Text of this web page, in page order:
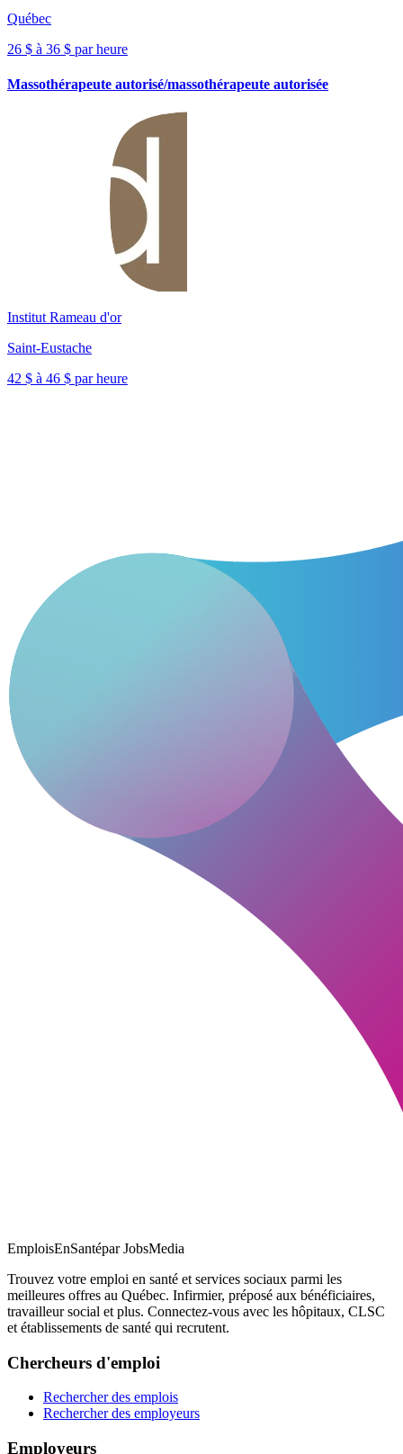
Québec
26 $ à 36 $ par heure
Massothérapeute autorisé/massothérapeute autorisée
Institut Rameau d'or
Saint-Eustache
42 $ à 46 $ par heure
EmploisEnSantépar JobsMedia
Trouvez votre emploi en santé et services sociaux parmi les
meilleures offres au Québec. Infirmier, préposé aux bénéficiaires,
travailleur social et plus. Connectez-vous avec les hôpitaux, CLSC
et établissements de santé qui recrutent.
Chercheurs d'emploi
Rechercher des emplois
Rechercher des employeurs
Employeurs